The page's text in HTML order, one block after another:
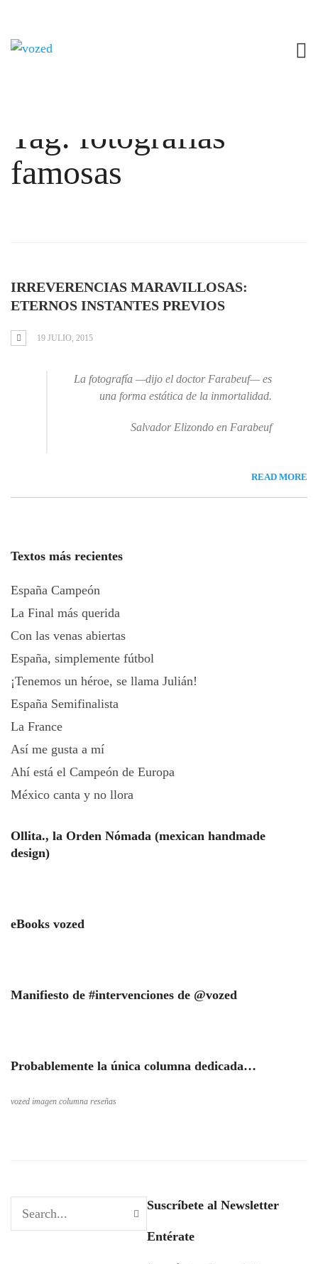
Tag: fotografías
famosas
IRREVERENCIAS MARAVILLOSAS:
ETERNOS INSTANTES PREVIOS
19 JULIO, 2015
La fotografía —dijo el doctor Farabeuf— es
una forma estática de la inmortalidad.
Salvador Elizondo en Farabeuf
READ MORE
Textos más recientes
España Campeón
La Final más querida
Con las venas abiertas
España, simplemente fútbol
¡Tenemos un héroe, se llama Julián!
España Semifinalista
La France
Así me gusta a mí
Ahí está el Campeón de Europa
México canta y no llora
Ollita., la Orden Nómada (mexican handmade
design)
eBooks vozed
Manifiesto de #intervenciones de @vozed
Probablemente la única columna dedicada…
vozed imagen columna reseñas
Suscríbete al Newsletter
Entérate